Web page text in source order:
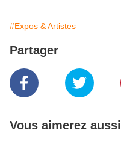
#Expos & Artistes
Partager
Vous aimerez aussi